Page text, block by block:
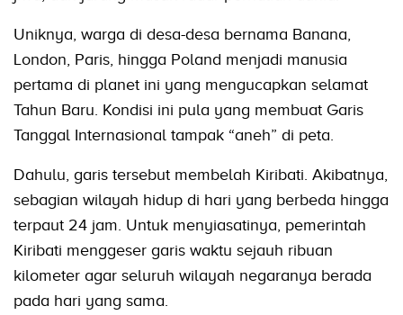
Uniknya, warga di desa-desa bernama Banana,
London, Paris, hingga Poland menjadi manusia
pertama di planet ini yang mengucapkan selamat
Tahun Baru. Kondisi ini pula yang membuat Garis
Tanggal Internasional tampak “aneh” di peta.
Dahulu, garis tersebut membelah Kiribati. Akibatnya,
sebagian wilayah hidup di hari yang berbeda hingga
terpaut 24 jam. Untuk menyiasatinya, pemerintah
Kiribati menggeser garis waktu sejauh ribuan
kilometer agar seluruh wilayah negaranya berada
pada hari yang sama.